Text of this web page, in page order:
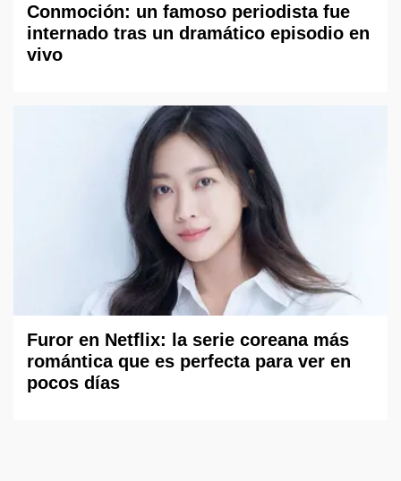
Conmoción: un famoso periodista fue
internado tras un dramático episodio en
vivo
Furor en Netflix: la serie coreana más
romántica que es perfecta para ver en
pocos días